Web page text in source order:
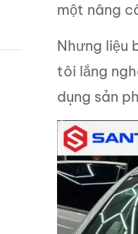
một nâng
Nhưng liệu
tôi lắng
dụng sản